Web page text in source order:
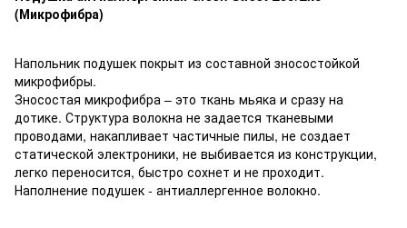
(Микрофибра)
Напольник подушек покрыт из составной зносостойкой
микрофибры.
Зносостая микрофибра – это ткань мьяка и сразу на
дотике. Структура волокна не задается тканевыми
проводами, накапливает частичные пилы, не создает
статической электроники, не выбивается из конструкции,
легко переносится, быстро сохнет и не проходит.
Наполнение подушек - антиаллергенное волокно.